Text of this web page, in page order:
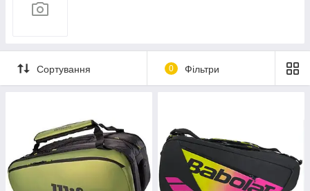
Сортування 0 Фільтри